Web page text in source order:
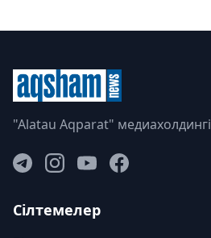
"Alatau Aqparat" медиахолдингі
Сілтемелер